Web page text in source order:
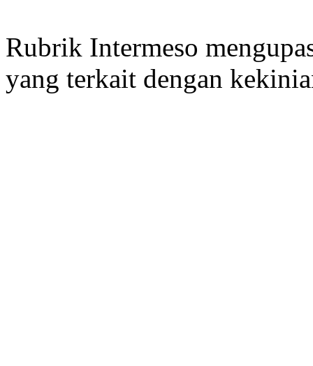
Rubrik Intermeso
yang terkait dengan